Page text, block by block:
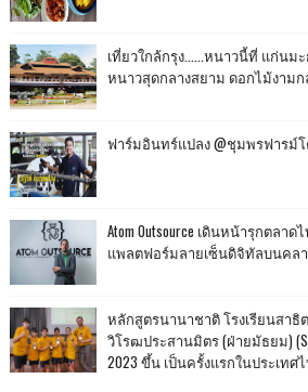
เที่ยวใกล้กรุง......หนาวนี้ที่ แก่นม
หนาวสุดกลางสยาม ดอกไม้งามก
ฟาร์มอินทร์แปลง @ชุมพรฟารม์
Atom Outsource เดินหน้ารุกตลาด
แพลตฟอร์มลายเซ็นดิจิทัลบนคล
หลักสูตรนานาชาติ โรงเรียนสา
วิโรฒประสานมิตร (ฝ่ายมัธยม)
2023 ขึ้น เป็นครั้งแรกในประเทศ